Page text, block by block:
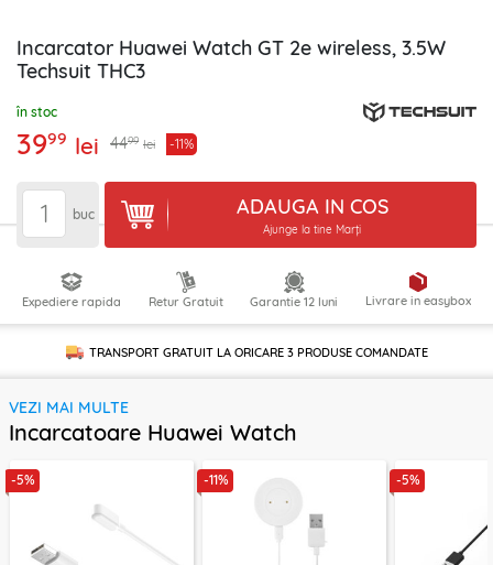
Incarcator Huawei Watch GT 2e wireless, 3.5W
Techsuit THC3
în stoc
3999 lei 4499 lei -11%
buc ADAUGA IN COS
Ajunge la tine Marți
Expediere rapida Retur Gratuit Garantie 12 luni Livrare in easybox
TRANSPORT GRATUIT LA ORICARE 3 PRODUSECOMANDATE
VEZI MAI MULTE
Incarcatoare Huawei Watch
-5% -11% -5%